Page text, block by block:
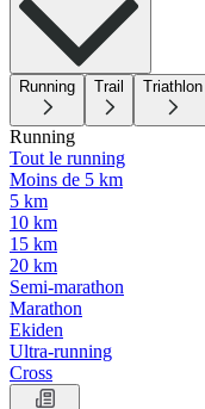
Running Trail Triathlon
Running
Tout le running
Moins de 5 km
5 km
10 km
15 km
20 km
Semi-marathon
Marathon
Ekiden
Ultra-running
Cross